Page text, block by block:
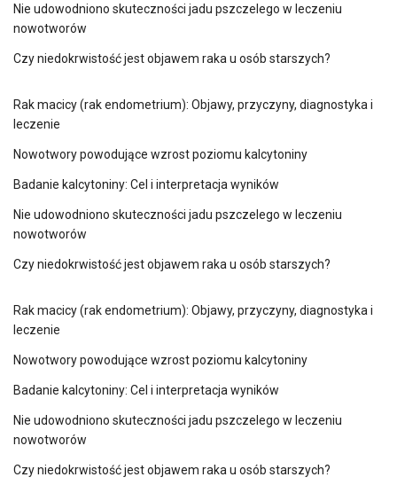
Nie udowodniono skuteczności jadu pszczelego w leczeniu
nowotworów
Czy niedokrwistość jest objawem raka u osób starszych?
Rak macicy (rak endometrium): Objawy, przyczyny, diagnostyka i
leczenie
Nowotwory powodujące wzrost poziomu kalcytoniny
Badanie kalcytoniny: Cel i interpretacja wyników
Nie udowodniono skuteczności jadu pszczelego w leczeniu
nowotworów
Czy niedokrwistość jest objawem raka u osób starszych?
Rak macicy (rak endometrium): Objawy, przyczyny, diagnostyka i
leczenie
Nowotwory powodujące wzrost poziomu kalcytoniny
Badanie kalcytoniny: Cel i interpretacja wyników
Nie udowodniono skuteczności jadu pszczelego w leczeniu
nowotworów
Czy niedokrwistość jest objawem raka u osób starszych?